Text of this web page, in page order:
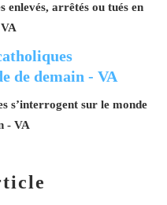
enlevés, arrêtés ou tués en
s’interrogent sur le monde
- VA